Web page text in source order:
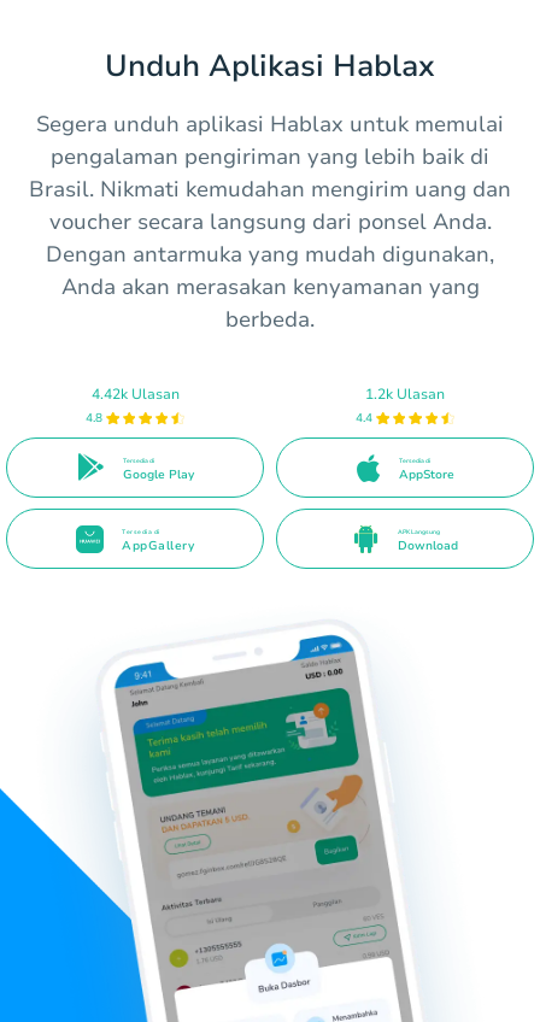
Unduh Aplikasi Hablax
Segera unduh aplikasi Hablax untuk memulai
pengalaman pengiriman yang lebih baik di
Brasil. Nikmati kemudahan mengirim uang dan
voucher secara langsung dari ponsel Anda.
Dengan antarmuka yang mudah digunakan,
Anda akan merasakan kenyamanan yang
berbeda.
4.42k Ulasan
4.8
Tersedia di
Google Play
1.2k Ulasan
4.4
Tersedia di
AppStore
Tersedia di
AppGallery
APK Langsung
Download